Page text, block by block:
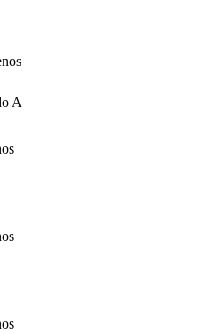
A